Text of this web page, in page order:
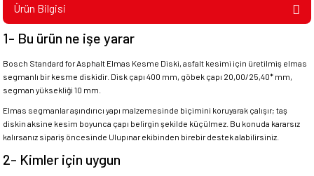
Ürün Bilgisi
1- Bu ürün ne işe yarar
Bosch Standard for Asphalt Elmas Kesme Diski, asfalt kesimi için üretilmiş elmas
segmanlı bir kesme diskidir. Disk çapı 400 mm, göbek çapı 20,00/25,40* mm,
segman yüksekliği 10 mm.
Elmas segmanlar aşındırıcı yapı malzemesinde biçimini koruyarak çalışır; taş
diskin aksine kesim boyunca çapı belirgin şekilde küçülmez. Bu konuda kararsız
kalırsanız sipariş öncesinde Ulupınar ekibinden birebir destek alabilirsiniz.
2- Kimler için uygun